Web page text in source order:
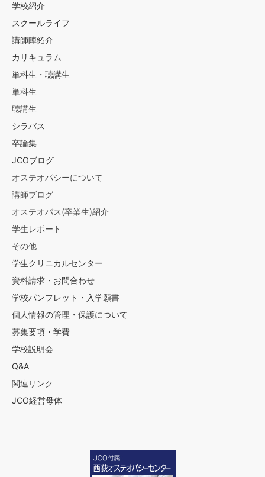
学校紹介
スクールライフ
講師陣紹介
カリキュラム
単科生・聴講生
単科生
聴講生
シラバス
卒論集
JCOブログ
オステオパシーについて
講師ブログ
オステオパス(卒業生)紹介
学生レポート
その他
学生クリニカルセンター
資料請求・お問合わせ
学校パンフレット・入学願書
個人情報の管理・保護について
募集要項・学費
学校説明会
Q&A
関連リンク
JCO経営母体